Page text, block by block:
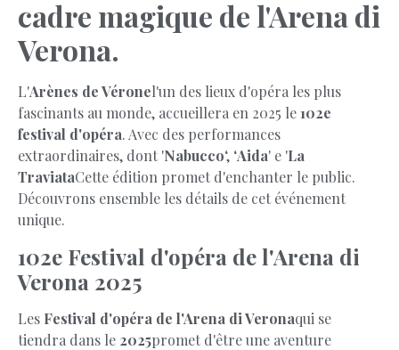
cadre magique de l'Arena di
Verona.
L'Arènes de Véronel'un des lieux d'opéra les plus
fascinants au monde, accueillera en 2025 le102e
festival d'opéra. Avec des performances
extraordinaires, dont 'Nabucco‘, ‘Aida' e 'La
TraviataCette édition promet d'enchanter le public.
Découvrons ensemble les détails de cet événement
unique.
102e Festival d'opéra de l'Arena di
Verona 2025
Les Festival d'opéra de l'Arena di Veronaqui se
tiendra dans le 2025promet d'être une aventure